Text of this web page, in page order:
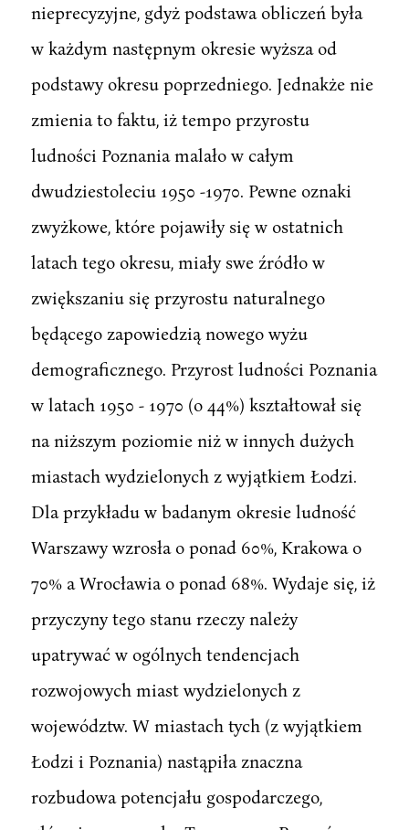
nieprecyzyjne, gdyż podstawa obliczeń była
w każdym następnym okresie wyższa od
podstawy okresu poprzedniego. Jednakże nie
zmienia to faktu, iż tempo przyrostu
ludności Poznania malało w całym
dwudziestoleciu 1950 -1970. Pewne oznaki
zwyżkowe, które pojawiły się w ostatnich
latach tego okresu, miały swe źródło w
zwiększaniu się przyrostu naturalnego
będącego zapowiedzią nowego wyżu
demograficznego. Przyrost ludności Poznania
w latach 1950 - 1970 (o 44%) kształtował się
na niższym poziomie niż w innych dużych
miastach wydzielonych z wyjątkiem Łodzi.
Dla przykładu w badanym okresie ludność
Warszawy wzrosła o ponad 60%, Krakowa o
70% a Wrocławia o ponad 68%. Wydaje się, iż
przyczyny tego stanu rzeczy należy
upatrywać w ogólnych tendencjach
rozwojowych miast wydzielonych z
województw. W miastach tych (z wyjątkiem
Łodzi i Poznania) nastąpiła znaczna
rozbudowa potencjału gospodarczego,